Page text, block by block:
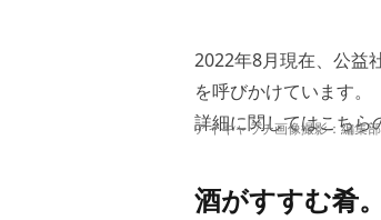
2022年8月現在、公益
を呼びかけています。
詳細に関してはこちら
アイキャッチ画像撮影：編集部
酒がすすむ肴